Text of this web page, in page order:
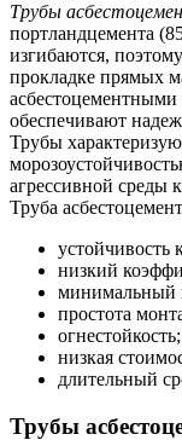
Трубы
портландцемента
изгибаются,
прокладке прямых
обеспечивают
Трубы
агрессивной среды
Труба
низкий
минимальный
простота
огнестойкость;
низкая
длительный
Трубы